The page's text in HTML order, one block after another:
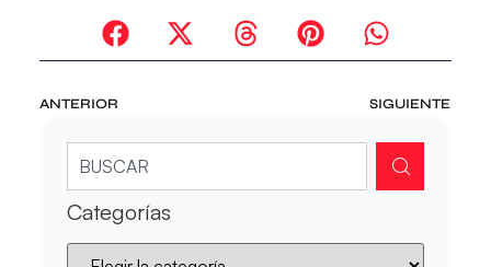
ANTERIOR SIGUIENTE
Categorías